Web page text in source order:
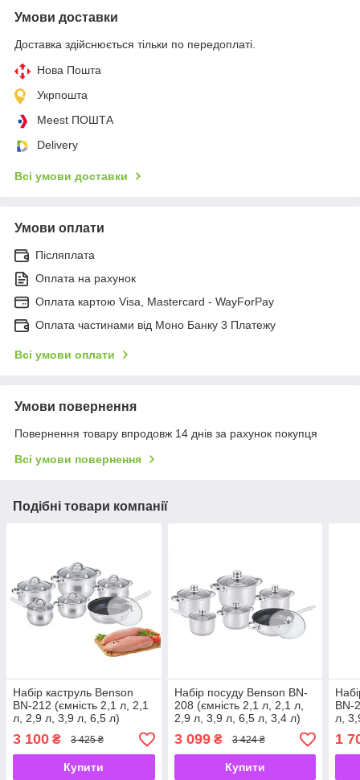
Умови доставки
Доставка здійснюється тільки по передоплаті.
Нова Пошта
Укрпошта
Meest ПОШТА
Delivery
Всі умови доставки
Умови оплати
Післяплата
Оплата на рахунок
Оплата картою Visa, Mastercard - WayForPay
Оплата частинами від Моно Банку 3 Платежу
Всі умови оплати
Умови повернення
Повернення товару впродовж 14 днів за рахунок покупця
Всі умови повернення
Подібні товари компанії
Набір каструль Benson
BN-212 (ємність 2,1 л, 2,1
л, 2,9 л, 3,9 л, 6,5 л)
3 100 ₴ 3 425 ₴
Купити
Набір посуду Benson BN-
208 (ємність 2,1 л, 2,1 л,
2,9 л, 3,9 л, 6,5 л, 3,4 л)
3 099₴ 3 424 ₴
Купити
BN-
л,
1